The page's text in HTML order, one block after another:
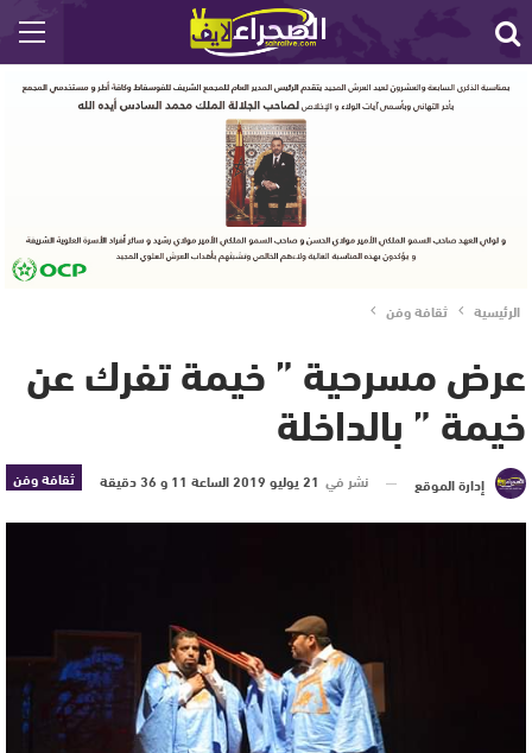
الرئيسية ثقافة وفن
عرض مسرحية ” خيمة تفرك عن
خيمة ” بالداخلة
ثقافة وفن إدارة الموقع نشر في 21 يوليو 2019 الساعة 11 و 36 دقيقة